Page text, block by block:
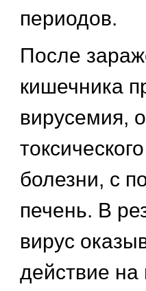
периодов.
После
кишечника
вирусемия,
болезни, с
печень. В
вирус
действие на